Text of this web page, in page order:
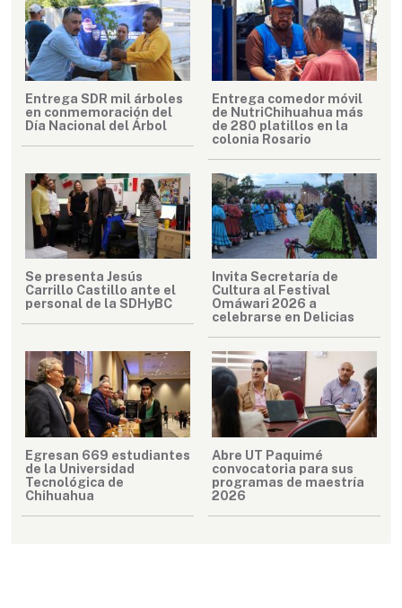
Entrega SDR mil árboles
en conmemoración del
Día Nacional del Árbol
Entrega comedor móvil
de NutriChihuahua más
de 280 platillos en la
colonia Rosario
Se presenta Jesús
Carrillo Castillo ante el
personal de la SDHyBC
Invita Secretaría de
Cultura al Festival
Omáwari 2026 a
celebrarse en Delicias
Egresan 669 estudiantes
de la Universidad
Tecnológica de
Chihuahua
Abre UT Paquimé
convocatoria para sus
programas de maestría
2026